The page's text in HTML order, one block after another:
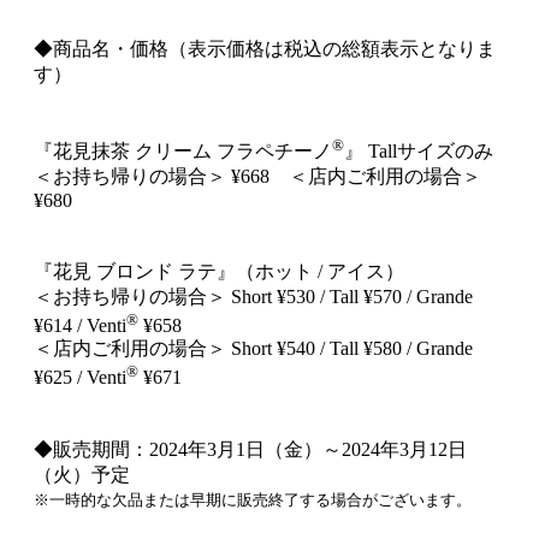
◆商品名・価格（表示価格は税込の総額表示となりま
す）
『花見抹茶 クリーム フラペチーノ ® 』 Tallサイズのみ
＜お持ち帰りの場合＞ ¥668 ＜店内ご利用の場合＞
¥680
『花見 ブロンド ラテ』（ホット / アイス）
＜お持ち帰りの場合＞ Short ¥530 / Tall ¥570 / Grande
¥614 / Venti® ¥658
＜店内ご利用の場合＞ Short ¥540 / Tall ¥580 / Grande
¥625 / Venti® ¥671
◆販売期間：2024年3月1日（金）～2024年3月12日
（火）予定
※一時的な欠品または早期に販売終了する場合がございます。